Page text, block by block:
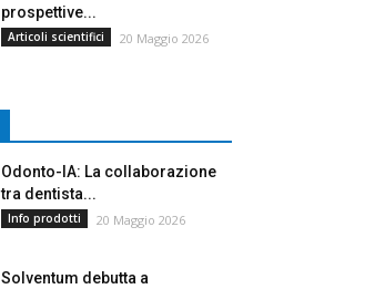
prospettive...
Articoli scientifici 20 Maggio 2026
Odonto-IA: La collaborazione
tra dentista...
Info prodotti 20 Maggio 2026
Solventum debutta a